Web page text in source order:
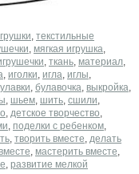
, текстильные
, мягкая игрушка,
, ткань, материал,
, иголки, игла, иглы,
, булавочка, выкройка,
, шьем, шить, сшили,
, детское творчество,
, поделки с ребенком,
, творить вместе, делать
, мастерить вместе,
, развитие мелкой